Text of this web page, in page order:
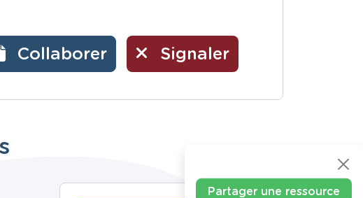
Collaborer Signaler
Partager une ressource